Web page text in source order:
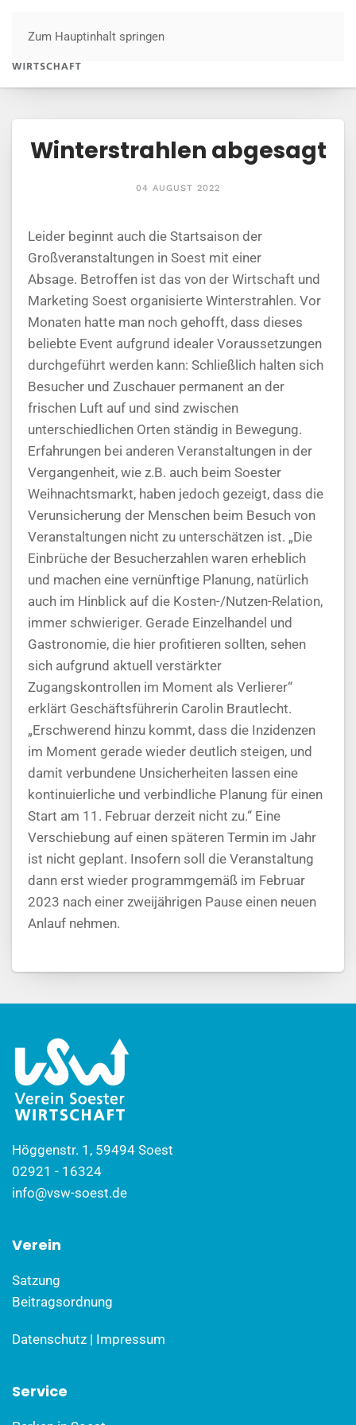
Zum Hauptinhalt springen
Winterstrahlen abgesagt
04 AUGUST 2022
Leider beginnt auch die Startsaison der
Großveranstaltungen in Soest mit einer
Absage. Betroffen ist das von der Wirtschaft und
Marketing Soest organisierte Winterstrahlen. Vor
Monaten hatte man noch gehofft, dass dieses
beliebte Event aufgrund idealer Voraussetzungen
durchgeführt werden kann: Schließlich halten sich
Besucher und Zuschauer permanent an der
frischen Luft auf und sind zwischen
unterschiedlichen Orten ständig in Bewegung.
Erfahrungen bei anderen Veranstaltungen in der
Vergangenheit, wie z.B. auch beim Soester
Weihnachtsmarkt, haben jedoch gezeigt, dass die
Verunsicherung der Menschen beim Besuch von
Veranstaltungen nicht zu unterschätzen ist. „Die
Einbrüche der Besucherzahlen waren erheblich
und machen eine vernünftige Planung, natürlich
auch im Hinblick auf die Kosten-/Nutzen-Relation,
immer schwieriger. Gerade Einzelhandel und
Gastronomie, die hier profitieren sollten, sehen
sich aufgrund aktuell verstärkter
Zugangskontrollen im Moment als Verlierer“
erklärt Geschäftsführerin Carolin Brautlecht.
„Erschwerend hinzu kommt, dass die Inzidenzen
im Moment gerade wieder deutlich steigen, und
damit verbundene Unsicherheiten lassen eine
kontinuierliche und verbindliche Planung für einen
Start am 11. Februar derzeit nicht zu.“ Eine
Verschiebung auf einen späteren Termin im Jahr
ist nicht geplant. Insofern soll die Veranstaltung
dann erst wieder programmgemäß im Februar
2023 nach einer zweijährigen Pause einen neuen
Anlauf nehmen.
Höggenstr. 1, 59494 Soest
02921 - 16324
info@vsw-soest.de
Verein
Satzung
Beitragsordnung
Datenschutz | Impressum
Service